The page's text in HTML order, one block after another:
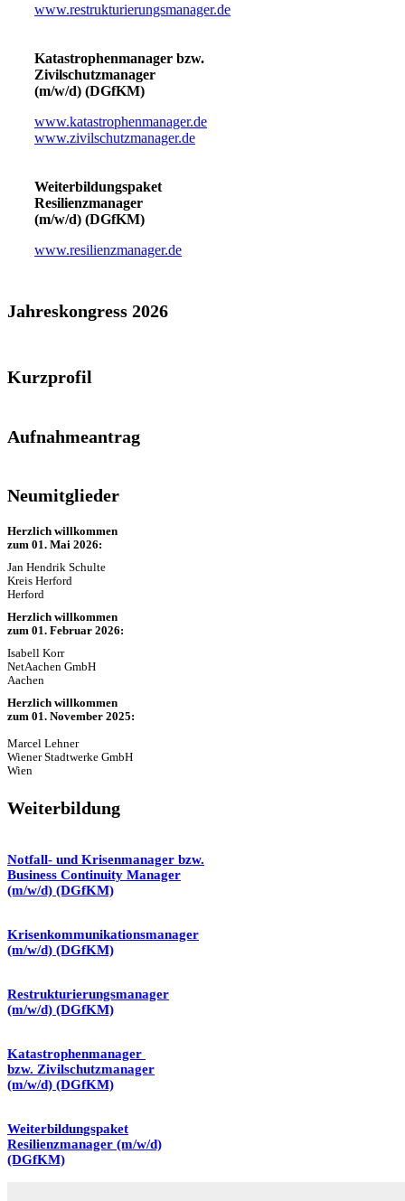
www.restrukturierungsmanager.de
Katastrophenmanager bzw.
Zivilschutzmanager
(m/w/d) (DGfKM)
www.katastrophenmanager.de
www.zivilschutzmanager.de
Weiterbildungspaket
Resilienzmanager
(m/w/d) (DGfKM)
www.resilienzmanager.de
Jahreskongress 2026
Kurzprofil
Aufnahmeantrag
Neumitglieder
Herzlich willkommen
zum 01. Mai 2026:
Jan Hendrik Schulte
Kreis Herford
Herford
Herzlich willkommen
zum 01. Februar 2026:
Isabell Korr
NetAachen GmbH
Aachen
Herzlich willkommen
zum 01. November 2025:
Marcel Lehner
Wiener Stadtwerke GmbH
Wien
Weiterbildung
Notfall- und Krisenmanager bzw.
Business Continuity Manager
(m/w/d) (DGfKM)
Krisenkommunikationsmanager
(m/w/d) (DGfKM)
Restrukturierungsmanager
(m/w/d) (DGfKM)
Katastrophenmanager
bzw. Zivilschutzmanager
(m/w/d) (DGfKM)
Weiterbildungspaket
Resilienzmanager (m/w/d)
(DGfKM)